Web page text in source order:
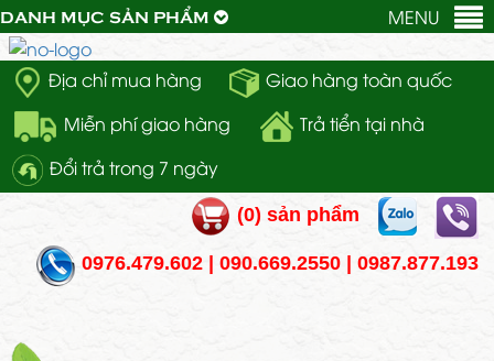
Địa chỉ mua hàng
Giao hàng toàn quốc
Miễn phí giao hàng
Trả tiển tại nhà
Đổi trả trong 7 ngày
(0) sản phẩm
0976.479.602 | 090.669.2550 | 0987.877.193
MENU
DANH MỤC SẢN PHẨM